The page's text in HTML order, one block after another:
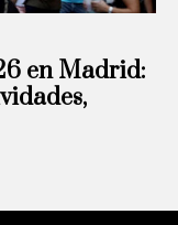
en Madrid: